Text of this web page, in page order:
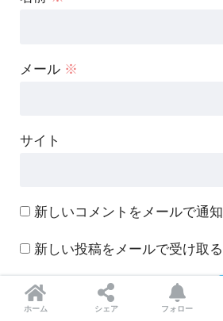
メール ※
サイト
新しいコメントをメールで通知
新しい投稿をメールで受け取る
ホーム シェア フォロー